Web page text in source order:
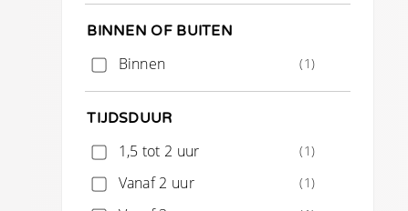
BINNEN OF BUITEN
Binnen (1)
TIJDSDUUR
1,5 tot 2 uur (1)
Vanaf 2 uur (1)